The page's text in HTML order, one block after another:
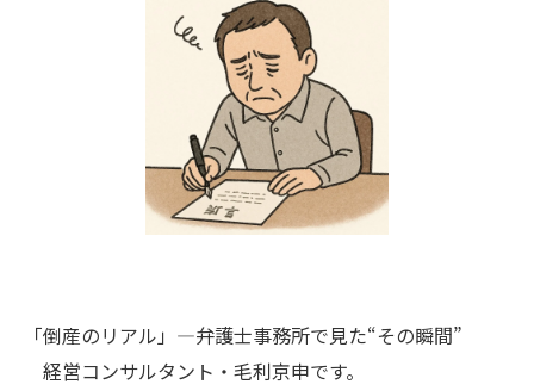
「倒産のリアル」―弁護士事務所で見た“その瞬間”
経営コンサルタント・毛利京申です。